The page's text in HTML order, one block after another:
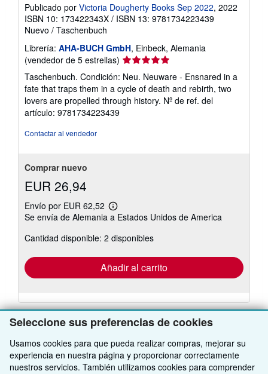
Seleccione sus preferencias de cookies
Usamos cookies para que pueda realizar compras, mejorar su
experiencia en nuestra página y proporcionar correctamente
nuestros servicios. También utilizamos cookies para comprender
Publicado por Victoria Dougherty Books Sep 2022, 2022
ISBN 10: 173422343X / ISBN 13: 9781734223439
Nuevo / Taschenbuch
Librería: AHA-BUCH GmbH, Einbeck, Alemania
(vendedor de 5 estrellas) Calificación
del
vendedor:
5
de
Taschenbuch. Condición: Neu. Neuware - Ensnared in a
fate that traps them in a cycle of death and rebirth, two
lovers are propelled through history. Nº de ref. del
artículo: 9781734223439
Contactar al vendedor
Comprar nuevo
EUR 26,94
Envío por EUR 62,52
Más
información
las
tarifas
envío
Se envía de Alemania a Estados Unidos de America
Cantidad disponible: 2 disponibles
Añadir al carrito
VOLVER AL INICIO